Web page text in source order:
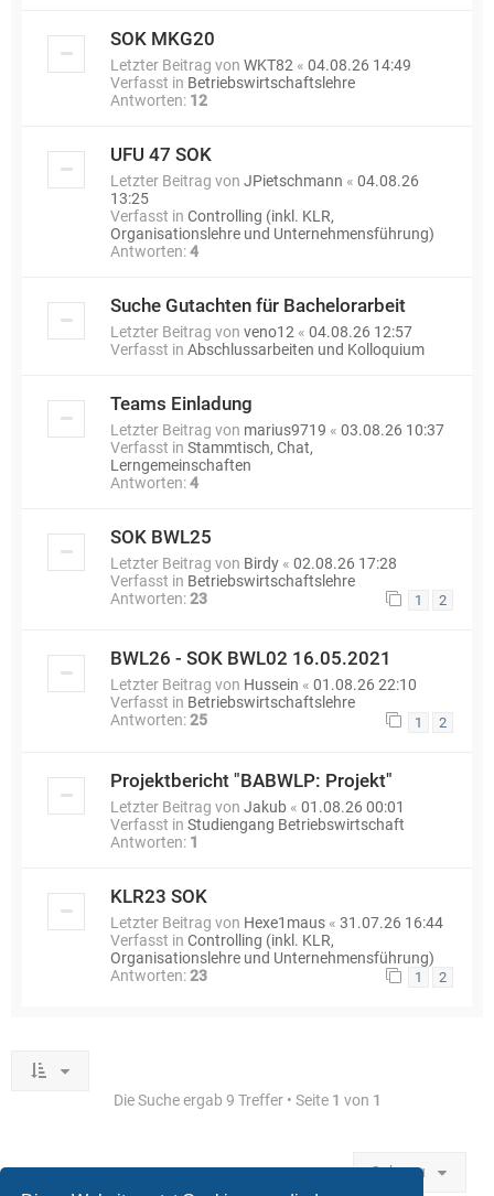
SOK MKG20
Letzter Beitrag von WKT82 « 04.08.26 14:49
Verfasst in Betriebswirtschaftslehre
Antworten: 12
UFU 47 SOK
Letzter Beitrag von JPietschmann « 04.08.26
13:25
Verfasst in Controlling (inkl. KLR,
Organisationslehre und Unternehmensführung)
Antworten:4
Suche Gutachten für Bachelorarbeit
Letzter Beitrag von veno12 « 04.08.26 12:57
Verfasst in Abschlussarbeiten und Kolloquium
Teams Einladung
Letzter Beitrag von marius9719 « 03.08.26 10:37
Verfasst in Stammtisch, Chat,
Lerngemeinschaften
Antworten:4
SOK BWL25
Letzter Beitrag von Birdy « 02.08.26 17:28
Verfasst in Betriebswirtschaftslehre
Antworten:23 1 2
BWL26 - SOK BWL02 16.05.2021
Letzter Beitrag von Hussein « 01.08.26 22:10
Verfasst in Betriebswirtschaftslehre
Antworten:25 1 2
Projektbericht "BABWLP: Projekt"
Letzter Beitrag von Jakub « 01.08.26 00:01
Verfasst in Studiengang Betriebswirtschaft
Antworten: 1
KLR23 SOK
Letzter Beitrag von Hexe1maus « 31.07.26 16:44
Verfasst in Controlling (inkl. KLR,
Organisationslehre und Unternehmensführung)
Antworten:23 1 2
Die Suche ergab 9 Treffer • Seite 1 von 1
Gehe zu